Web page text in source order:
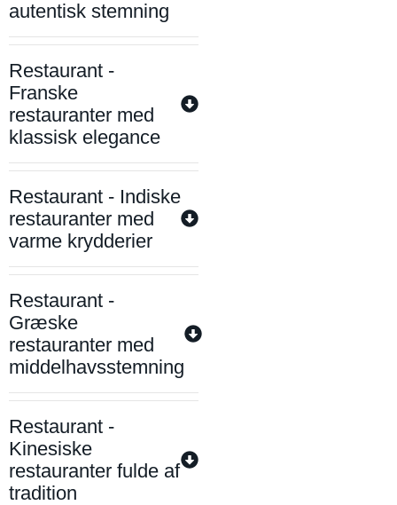
autentisk stemning
Restaurant -
Franske
restauranter med
klassisk elegance
Restaurant - Indiske
restauranter med
varme krydderier
Restaurant -
Græske
restauranter med
middelhavsstemning
Restaurant -
Kinesiske
restauranter fulde af
tradition